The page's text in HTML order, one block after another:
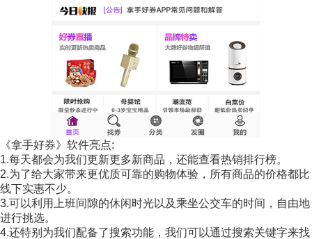
《拿手好券》软件亮点:
1.每天都会为我们更新更多新商品，还能查看热销排行榜。
2.为了给大家带来更优质可靠的购物体验，所有商品的价格都比
线下实惠不少。
3.可以利用上班间隙的休闲时光以及乘坐公交车的时间，自由地
进行挑选。
4.还特别为我们配备了搜索功能，我们可以通过搜索关键字来找